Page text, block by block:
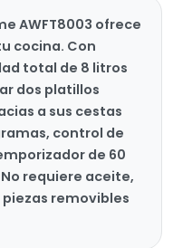
AWFT8003 ofrece
cocina. Con
total de 8 litros
dos platillos
a sus cestas
control de
de 60
requiere aceite,
removibles